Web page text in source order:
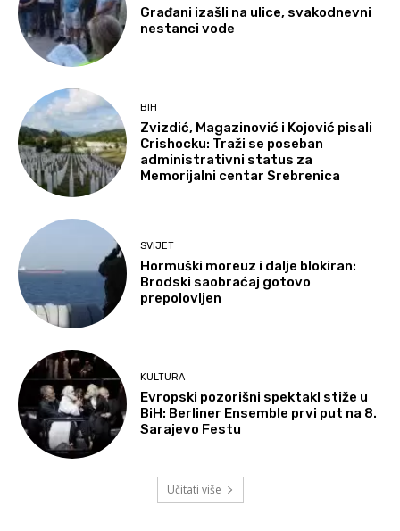
Građani izašli na ulice, svakodnevni
nestanci vode
BIH
Zvizdić, Magazinović i Kojović pisali
Crishocku: Traži se poseban
administrativni status za
Memorijalni centar Srebrenica
SVIJET
Hormuški moreuz i dalje blokiran:
Brodski saobraćaj gotovo
prepolovljen
KULTURA
Evropski pozorišni spektakl stiže u
BiH: Berliner Ensemble prvi put na 8.
Sarajevo Festu
Učitati više